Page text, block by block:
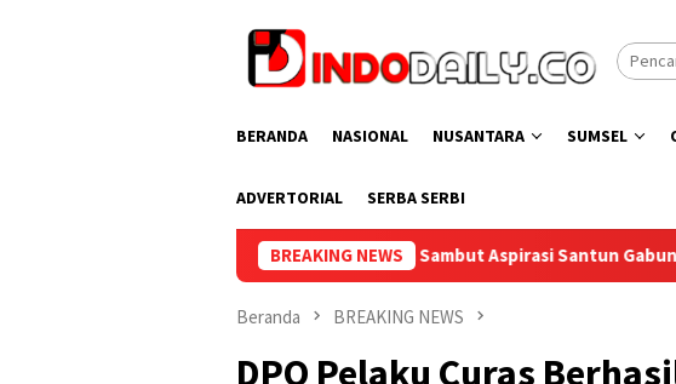
BERANDA NASIONAL NUSANTARA SUMSEL
ADVERTORIAL SERBA SERBI
BREAKING NEWS
Bupati Muba Sambut Aspirasi Santun Gabungan Lembaga dan Masyarakat
Beranda BREAKING NEWS
DPO Pelaku Curas